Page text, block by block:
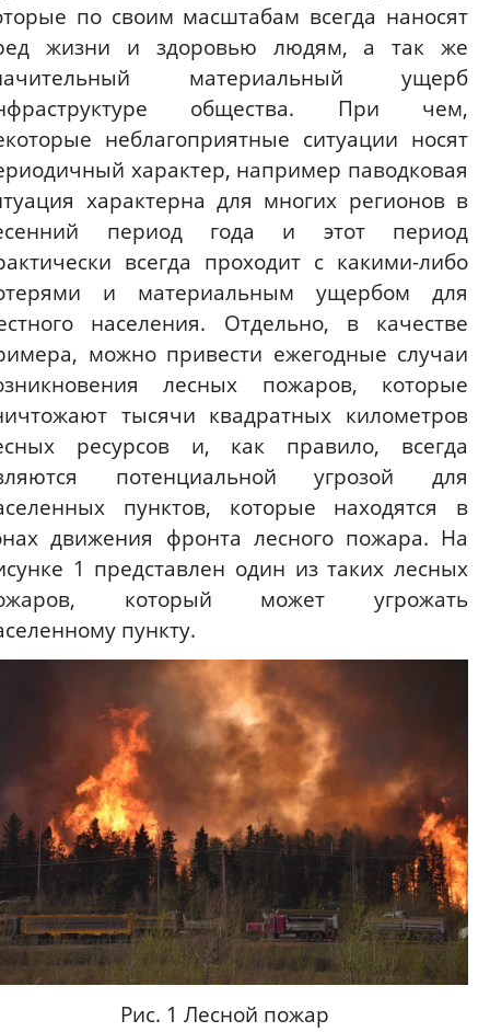
по своим масштабам всегда наносят
жизни и здоровью людям, а так же
материальный ущерб
общества. При чем,
неблагоприятные ситуации носят
характер, например паводковая
характерна для многих регионов в
период года и этот период
всегда проходит с какими-либо
и материальным ущербом для
населения. Отдельно, в качестве
можно привести ежегодные случаи
лесных пожаров, которые
тысячи квадратных километров
ресурсов и, как правило, всегда
потенциальной угрозой для
пунктов, которые находятся в
движения фронта лесного пожара. На
1 представлен один из таких лесных
который может угрожать
пункту.
Рис. 1 Лесной пожар